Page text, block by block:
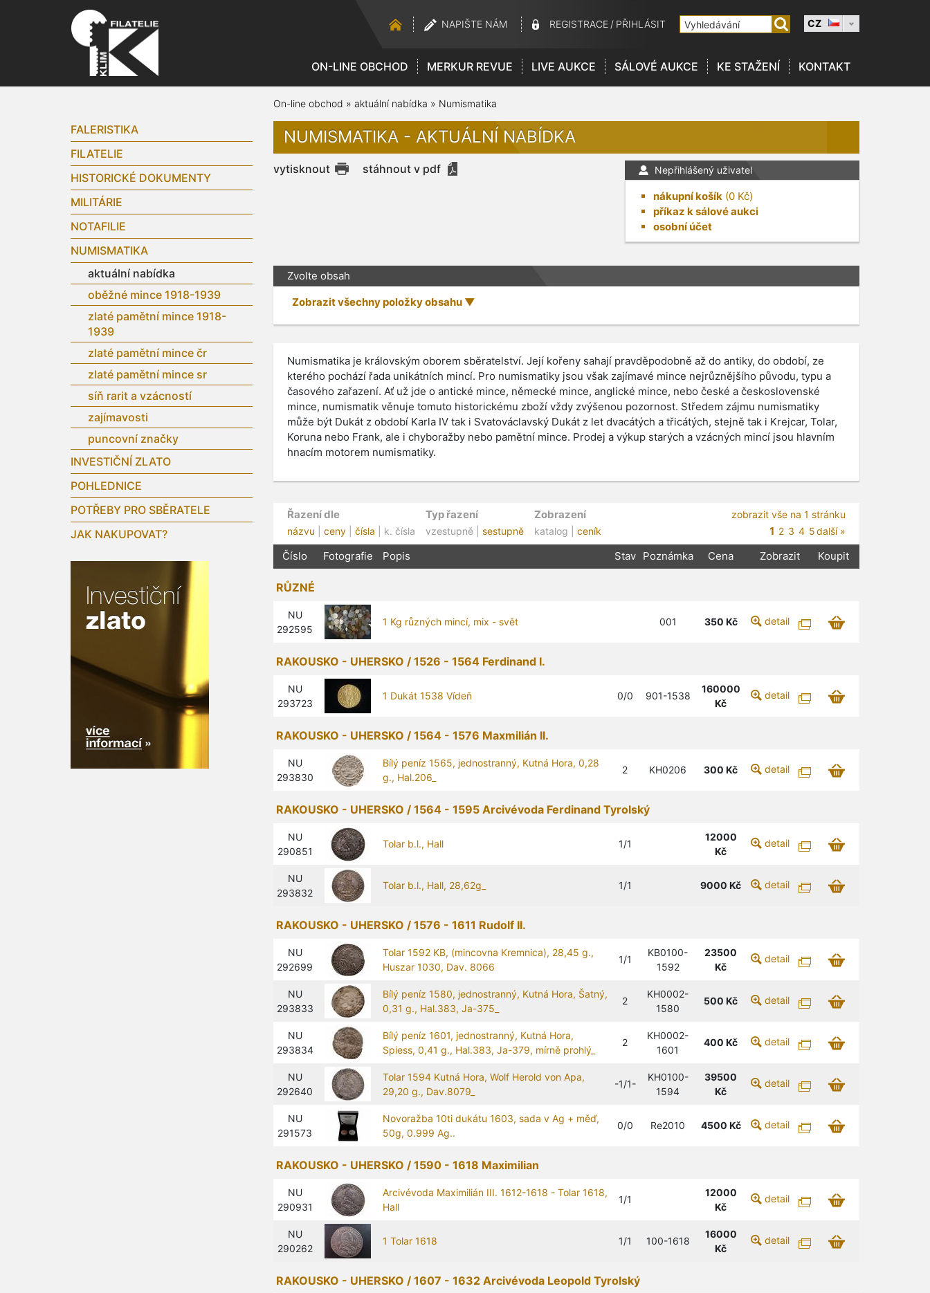
NAPIŠTE NÁM REGISTRACE / PŘIHLÁSIT CZ
ON-LINE OBCHOD MERKUR REVUE LIVE AUKCE SÁLOVÉ AUKCE KE STAŽENÍ KONTAKT
FALERISTIKA
FILATELIE
HISTORICKÉ DOKUMENTY
MILITÁRIE
NOTAFILIE
NUMISMATIKA
aktuální nabídka
oběžné mince 1918-1939
zlaté pamětní mince 1918-
1939
zlaté pamětní mince čr
zlaté pamětní mince sr
síň rarit a vzácností
zajímavosti
puncovní značky
INVESTIČNÍ ZLATO
POHLEDNICE
POTŘEBY PRO SBĚRATELE
JAK NAKUPOVAT?
On-line obchod » aktuální nabídka » Numismatika
NUMISMATIKA - AKTUÁLNÍ NABÍDKA
Nepřihlášený uživatel
nákupní košík (0 Kč)
příkaz k sálové aukci
osobní účet
vytisknout stáhnout v pdf
Zvolte obsah
Zobrazit všechny položky obsahu
Numismatika je královským oborem sběratelství. Její kořeny sahají pravděpodobně až do antiky, do období, ze
kterého pochází řada unikátních mincí. Pro numismatiky jsou však zajímavé mince nejrůznějšího původu, typu a
časového zařazení. Ať už jde o antické mince, německé mince, anglické mince, nebo české a československé
mince, numismatik věnuje tomuto historickému zboží vždy zvýšenou pozornost. Středem zájmu numismatiky
může být Dukát z období Karla IV tak i Svatováclavský Dukát z let dvacátých a třicátých, stejně tak i Krejcar, Tolar,
Koruna nebo Frank, ale i chyboražby nebo pamětní mince. Prodej a výkup starých a vzácných mincí jsou hlavním
hnacím motorem numismatiky.
Řazení dle
názvu ceny| čísla | k. čísla
Typ řazení
vzestupně | sestupně
Zobrazení
katalog | ceník
zobrazit vše na 1 stránku
1 2 3 4 5další »
Číslo Fotografie Popis Stav Poznámka Cena Zobrazit Koupit
RŮZNÉ
NU
292595
1 Kg různých mincí, mix - svět 001 350 Kč detail
RAKOUSKO - UHERSKO / 1526 - 1564 Ferdinand I.
NU
293723
1 Dukát 1538 Vídeň 0/0 901-1538
160000
Kč
detail
RAKOUSKO - UHERSKO / 1564 - 1576 Maxmilián II.
NU
293830
Bílý peníz 1565, jednostranný, Kutná Hora, 0,28
g., Hal.206_
2 KH0206 300 Kč detail
RAKOUSKO - UHERSKO / 1564 - 1595 Arcivévoda Ferdinand Tyrolský
NU
290851
Tolar b.l., Hall 1/1
12000
Kč
detail
NU
293832
Tolar b.l., Hall, 28,62g_ 1/1 9000 Kč detail
RAKOUSKO - UHERSKO / 1576 - 1611 Rudolf II.
NU
292699
Tolar 1592 KB, (mincovna Kremnica), 28,45 g.,
Huszar 1030, Dav. 8066
1/1
KB0100-
1592
23500
Kč
detail
NU
293833
Bílý peníz 1580, jednostranný, Kutná Hora, Šatný,
0,31 g., Hal.383, Ja-375_
2
KH0002-
1580
500 Kč detail
NU
293834
Bílý peníz 1601, jednostranný, Kutná Hora,
Spiess, 0,41 g., Hal.383, Ja-379, mírně prohlý_
2
KH0002-
1601
400 Kč detail
NU
292640
Tolar 1594 Kutná Hora, Wolf Herold von Apa,
29,20 g., Dav.8079_
-1/1-
KH0100-
1594
39500
Kč
detail
NU
291573
Novoražba 10ti dukátu 1603, sada v Ag + měď,
50g, 0.999 Ag..
0/0 Re2010 4500 Kč detail
RAKOUSKO - UHERSKO / 1590 - 1618 Maximilian
NU
290931
Arcivévoda Maximilián III. 1612-1618 - Tolar 1618,
Hall
1/1
12000
Kč
detail
NU
290262
1 Tolar 1618 1/1 100-1618
16000
Kč
detail
RAKOUSKO - UHERSKO / 1607 - 1632 Arcivévoda Leopold Tyrolský